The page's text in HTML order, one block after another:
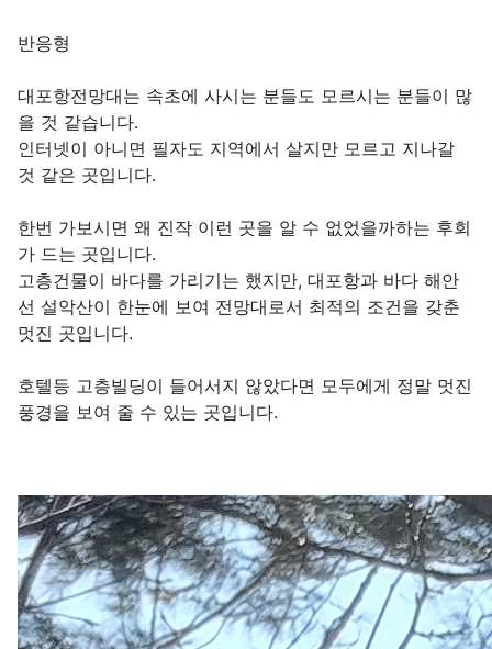
본문
반응형
대포항전망대는 속초에 사시는 분들도 모르시는 분들이 많
을 것 같습니다.
인터넷이 아니면 필자도 지역에서 살지만 모르고 지나갈
것 같은 곳입니다.
한번 가보시면 왜 진작 이런 곳을 알 수 없었을까하는 후회
가 드는 곳입니다.
고층건물이 바다를 가리기는 했지만, 대포항과 바다 해안
선 설악산이 한눈에 보여 전망대로서 최적의 조건을 갖춘
멋진 곳입니다.
호텔등 고층빌딩이 들어서지 않았다면 모두에게 정말 멋진
풍경을 보여 줄 수 있는 곳입니다.